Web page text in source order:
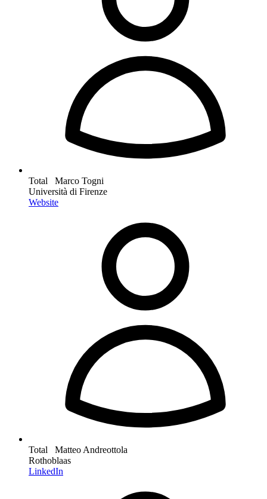
Total Marco Togni
Università di Firenze
Website
Total Matteo Andreottola
Rothoblaas
LinkedIn